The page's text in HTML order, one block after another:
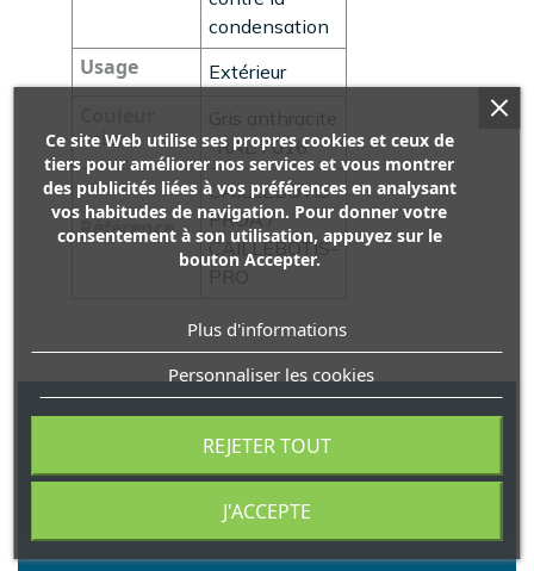
condensation
Usage Extérieur
acier
Gris anthracite
· RAL 7016
Référence
CAILLEBOTIS-
PROA /
CAILLEBOTIS-
PRO
Avis
Ce site Web utilise ses propres cookies et ceux de
tiers pour améliorer nos services et vous montrer
des publicités liées à vos préférences en analysant
vos habitudes de navigation. Pour donner votre
consentement à son utilisation, appuyez sur le
bouton Accepter.
Plus d'informations
Personnaliser les cookies
REJETER TOUT
J'ACCEPTE